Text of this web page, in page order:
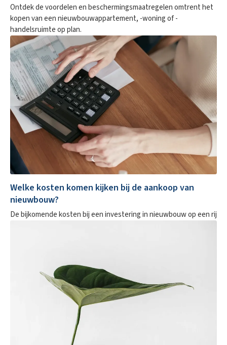
Ontdek de voordelen en beschermingsmaatregelen omtrent het
kopen van een nieuwbouwappartement, -woning of -
handelsruimte op plan.
Welke kosten komen kijken bij de aankoop van
nieuwbouw?
De bijkomende kosten bij een investering in nieuwbouw op een rij